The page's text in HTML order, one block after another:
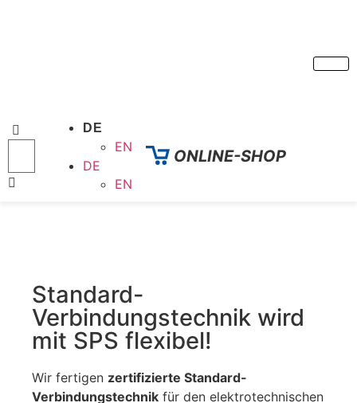
DE
EN
DE
EN
ONLINE-SHOP
Standard-
Verbindungstechnik wird
mit SPS flexibel!
Wir fertigen zertifizierte Standard-
Verbindungstechnik für den elektrotechnischen